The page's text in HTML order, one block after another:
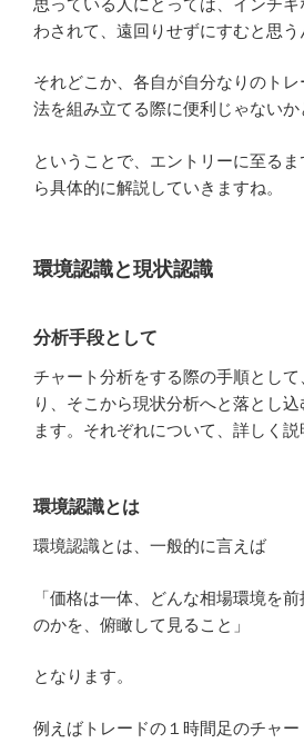
わされて、遠回りせずにすむと思う
それどこか、各自が自分なりのト
法を組み立てる際に便利じゃないか
ということで、エントリーに至る
ら具体的に解説していきますね。
環境認識と現状認識
分析手段として
チャート分析をする際の手順とし
り、そこから現状分析へと落とし
ます。それぞれについて、詳しく説
環境認識とは
環境認識とは、一般的に言えば
「価格は一体、どんな相場環境を
のかを、俯瞰して見ること」
となります。
例えばトレードの１時間足のチャー